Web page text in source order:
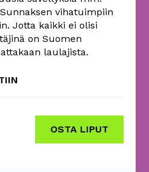
vihatuimpiin
Jotta kaikki ei olisi
on Suomen
laulajista.
OSTA LIPUT